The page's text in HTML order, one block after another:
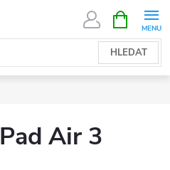
HLEDAT
NÁKUPNÍ
KOŠÍK
Air 3